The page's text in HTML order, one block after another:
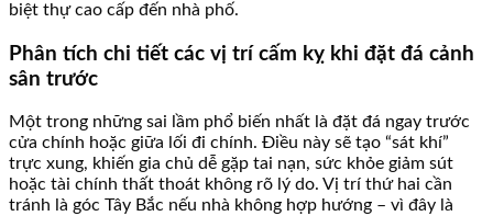
biệt thự cao cấp đến nhà phố.
Phân tích chi tiết các vị trí cấm kỵ khi đặt đá cảnh
sân trước
Một trong những sai lầm phổ biến nhất là đặt đá ngay trước
cửa chính hoặc giữa lối đi chính. Điều này sẽ tạo “sát khí”
trực xung, khiến gia chủ dễ gặp tai nạn, sức khỏe giảm sút
hoặc tài chính thất thoát không rõ lý do. Vị trí thứ hai cần
tránh là góc Tây Bắc nếu nhà không hợp hướng – vì đây là